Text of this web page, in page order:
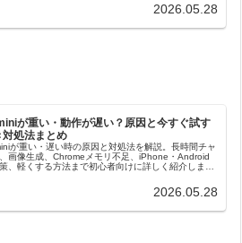
2026.05.28
が重い・動作が遅い？原因と今すぐ試す
対処法まとめ
が重い・遅い時の原因と対処法を解説。長時間チャ
画像生成、Chromeメモリ不足、iPhone・Android
、軽くする方法まで初心者向けに詳しく紹介しま
2026.05.28